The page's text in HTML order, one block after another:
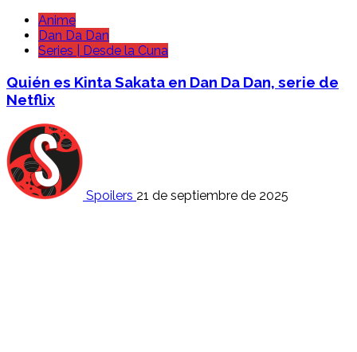
Anime
Dan Da Dan
Series | Desde la Cuna
Quién es Kinta Sakata en Dan Da Dan, serie de
Netflix
Spoilers 21 de septiembre de 2025